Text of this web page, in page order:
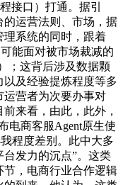
接口）打通。据引
的运营法则、市场，据
理系统的同时，跟着
能面对被市场裁减的
；这背后涉及数据颗
及经验提炼程度等多
运营者为次要办事对
来看，由此，此外，
电商客服Agent原生使
程度差别。此中大多
发力的沉点”。这类
，电商行业合作逻辑